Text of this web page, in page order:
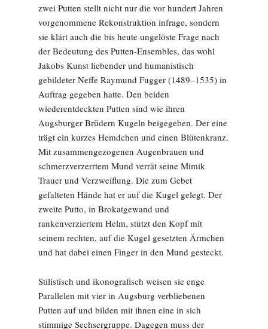
zwei Putten stellt nicht nur die vor hundert Jahren
vorgenommene Rekonstruktion infrage, sondern
sie klärt auch die bis heute ungelöste Frage nach
der Bedeutung des Putten-Ensembles, das wohl
Jakobs Kunst liebender und humanistisch
gebildeter Neffe Raymund Fugger (1489–1535) in
Auftrag gegeben hatte. Den beiden
wiederentdeckten Putten sind wie ihren
Augsburger Brüdern Kugeln beigegeben. Der eine
trägt ein kurzes Hemdchen und einen Blütenkranz.
Mit zusammengezogenen Augenbrauen und
schmerzverzerrtem Mund verrät seine Mimik
Trauer und Verzweiflung. Die zum Gebet
gefalteten Hände hat er auf die Kugel gelegt. Der
zweite Putto, in Brokatgewand und
rankenverziertem Helm, stützt den Kopf mit
seinem rechten, auf die Kugel gesetzten Ärmchen
und hat dabei einen Finger in den Mund gesteckt.
Stilistisch und ikonografisch weisen sie enge
Parallelen mit vier in Augsburg verbliebenen
Putten auf und bilden mit ihnen eine in sich
stimmige Sechsergruppe. Dagegen muss der